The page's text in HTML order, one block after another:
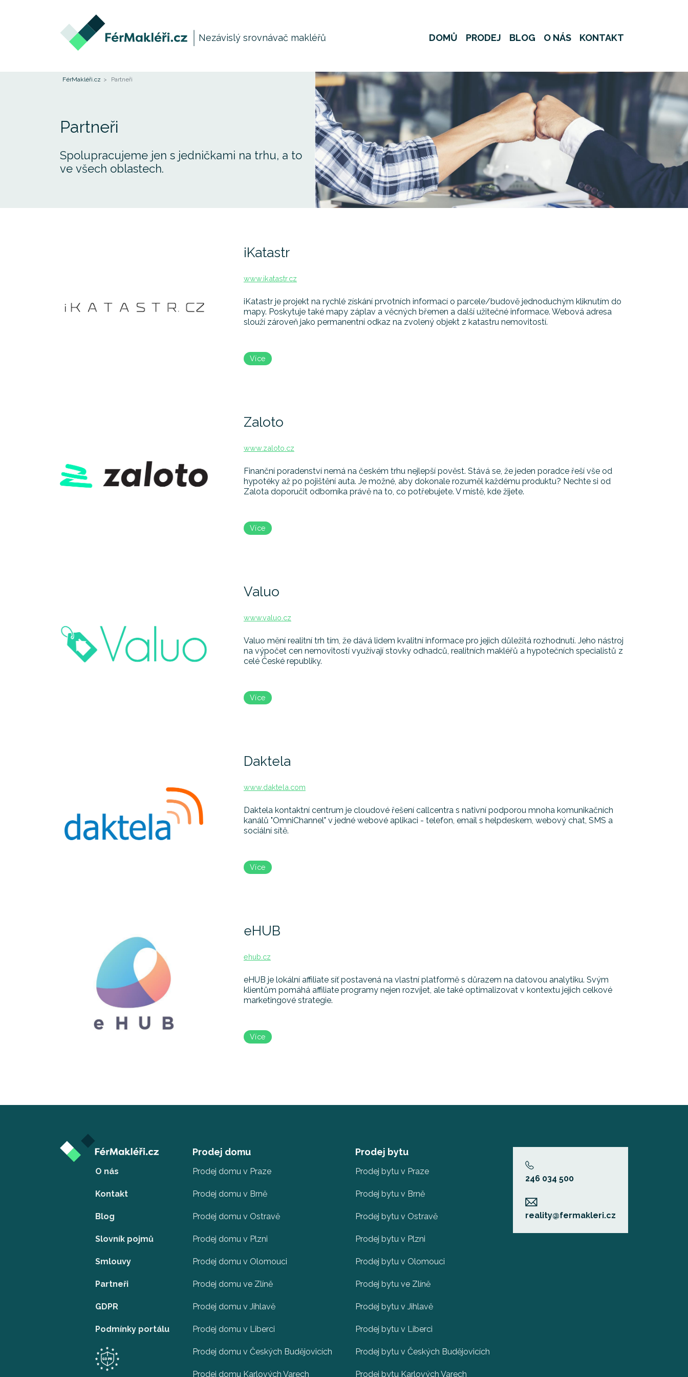
Nezávislý srovnávač makléřů DOMŮ PRODEJ BLOG O NÁS KONTAKT
FérMakléři.cz Partneři
Partneři
Spolupracujeme jen s jedničkami na trhu, a to
ve všech oblastech.
iKatastr
www.ikatastr.cz
iKatastr je projekt na rychlé získání prvotních informací o parcele/budově jednoduchým kliknutím do
mapy. Poskytuje také mapy záplav a věcných břemen a další užitečné informace. Webová adresa
slouží zároveň jako permanentní odkaz na zvolený objekt z katastru nemovitostí.
Více
Zaloto
www.zaloto.cz
Finanční poradenství nemá na českém trhu nejlepší pověst. Stává se, že jeden poradce řeší vše od
hypotéky až po pojištění auta. Je možné, aby dokonale rozuměl každému produktu? Nechte si od
Zalota doporučit odborníka právě na to, co potřebujete. V místě, kde žijete.
Více
Valuo
www.valuo.cz
Valuo mění realitní trh tím, že dává lidem kvalitní informace pro jejich důležitá rozhodnutí. Jeho nástroj
na výpočet cen nemovitostí využívají stovky odhadců, realitních makléřů a hypotečních specialistů z
celé České republiky.
Více
Daktela
www.daktela.com
Daktela kontaktní centrum je cloudové řešení callcentra s nativní podporou mnoha komunikačních
kanálů "OmniChannel" v jedné webové aplikaci - telefon, email s helpdeskem, webový chat, SMS a
sociální sítě.
Více
eHUB
ehub.cz
eHUB je lokální affiliate síť postavená na vlastní platformě s důrazem na datovou analytiku. Svým
klientům pomáhá affiliate programy nejen rozvíjet, ale také optimalizovat v kontextu jejich celkové
marketingové strategie.
Více
O nás
Kontakt
Blog
Slovník pojmů
Smlouvy
Partneři
GDPR
Podmínky portálu
Prodej domu
Prodej domu v Praze
Prodej domu v Brně
Prodej domu v Ostravě
Prodej domu v Plzni
Prodej domu v Olomouci
Prodej domu ve Zlíně
Prodej domu v Jihlavě
Prodej domu v Liberci
Prodej domu v Českých Budějovicích
Prodej domu Karlových Varech
Prodej bytu
Prodej bytu v Praze
Prodej bytu v Brně
Prodej bytu v Ostravě
Prodej bytu v Plzni
Prodej bytu v Olomouci
Prodej bytu ve Zlíně
Prodej bytu v Jihlavě
Prodej bytu v Liberci
Prodej bytu v Českých Budějovicích
Prodej bytu Karlových Varech
246 034 500
reality@fermakleri.cz